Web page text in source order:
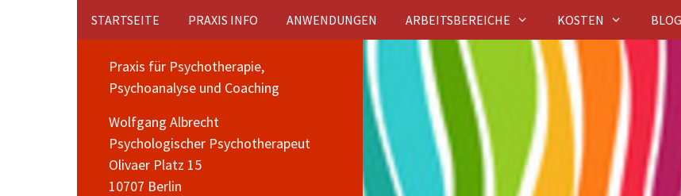
STARTSEITE PRAXIS INFO ANWENDUNGEN ARBEITSBEREICHE KOSTEN BLOG
Praxis für Psychotherapie,
Psychoanalyse und Coaching
Wolfgang Albrecht
Psychologischer Psychotherapeut
Olivaer Platz 15
10707 Berlin